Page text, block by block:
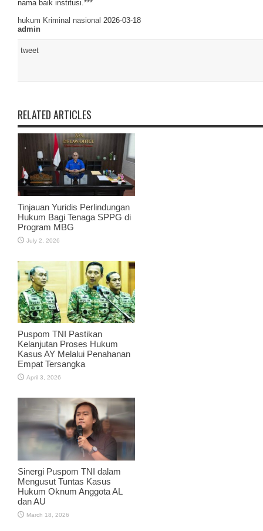
nama baik institusi.***
hukum Kriminal nasional 2026-03-18
admin
tweet
RELATED ARTICLES
Tinjauan Yuridis Perlindungan
Hukum Bagi Tenaga SPPG di
Program MBG
July 2, 2026
Puspom TNI Pastikan
Kelanjutan Proses Hukum
Kasus AY Melalui Penahanan
Empat Tersangka
April 3, 2026
Sinergi Puspom TNI dalam
Mengusut Tuntas Kasus
Hukum Oknum Anggota AL
dan AU
March 18, 2026